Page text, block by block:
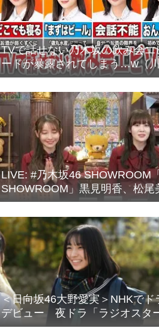
TVで話せない乃木坂の飲み会エ
ードが暴露されてしまう…w（
桜、中西アルノ、梅澤美波、山
月、他）
LIVE: #乃木坂46 SHOWROOM
SHOWROOM」黒見明香、松尾
＜日向坂46大野愛実＞NHKでド
デビュー 夜ドラ「ラジオスタ
登場に「かわいさハンパない」